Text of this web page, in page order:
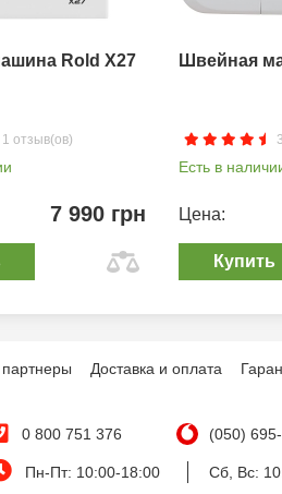
Rold X27
1 отзыв(ов)
7 990 грн
Швейная
Есть в
Цена:
Купить
Доставка и оплата
0 800 751 376 (050)
Пн-Пт: 10:00-18:00 Сб, Вс: